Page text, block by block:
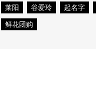
莱阳
谷爱玲 起名字
鲜花团购